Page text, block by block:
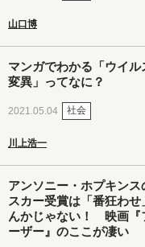
山口博
マンガでわかる「ウイル
変異」ってなに？
2021.05.04 社会
川上浩一
アンソニー・ホプキンス
スカー受賞は「番狂わせ
んかじゃない！ 映画『
ーザー』のここが凄い